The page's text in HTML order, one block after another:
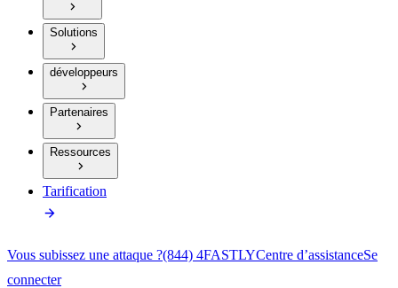
Solutions
développeurs
Partenaires
Ressources
Tarification
Vous subissez une attaque ?(844) 4FASTLYCentre d’assistanceSe
connecter